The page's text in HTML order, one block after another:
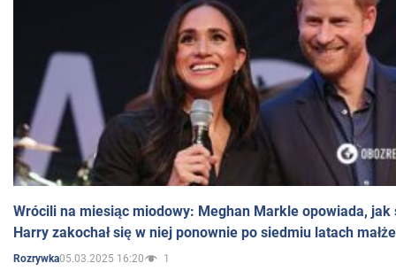
Wrócili na miesiąc miodowy: Meghan Markle opowiada, jak
Harry zakochał się w niej ponownie po siedmiu latach
Rozrywka05.03.2025 16:20 1